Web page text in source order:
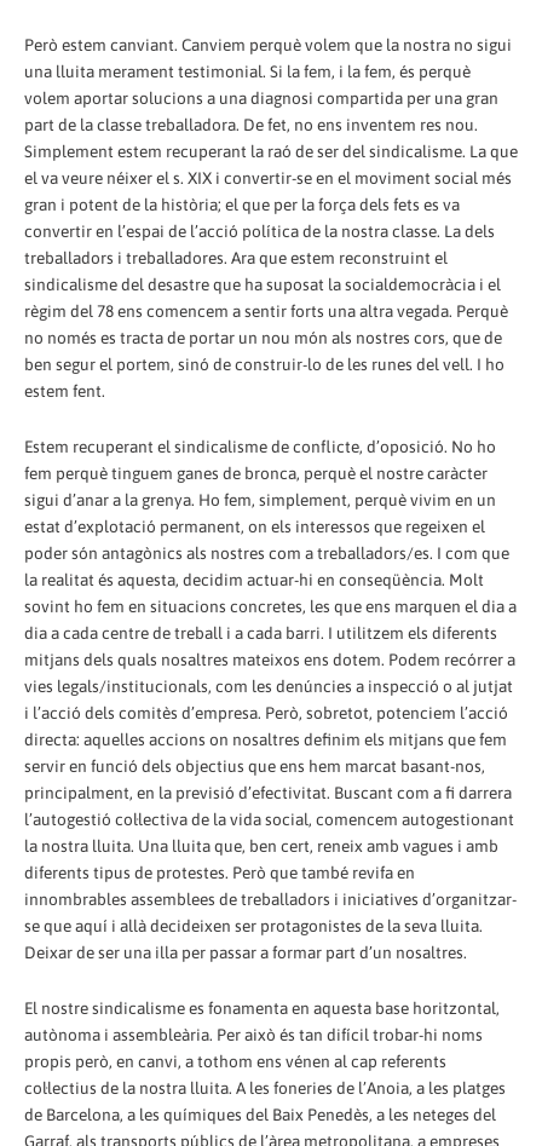
Però estem canviant. Canviem perquè volem que la nostra no sigui
una lluita merament testimonial. Si la fem, i la fem, és perquè
volem aportar solucions a una diagnosi compartida per una gran
part de la classe treballadora. De fet, no ens inventem res nou.
Simplement estem recuperant la raó de ser del sindicalisme. La que
el va veure néixer el s. XIX i convertir-se en el moviment social més
gran i potent de la història; el que per la força dels fets es va
convertir en l’espai de l’acció política de la nostra classe. La dels
treballadors i treballadores. Ara que estem reconstruint el
sindicalisme del desastre que ha suposat la socialdemocràcia i el
règim del 78 ens comencem a sentir forts una altra vegada. Perquè
no només es tracta de portar un nou món als nostres cors, que de
ben segur el portem, sinó de construir-lo de les runes del vell. I ho
estem fent.
Estem recuperant el sindicalisme de conflicte, d’oposició. No ho
fem perquè tinguem ganes de bronca, perquè el nostre caràcter
sigui d’anar a la grenya. Ho fem, simplement, perquè vivim en un
estat d’explotació permanent, on els interessos que regeixen el
poder són antagònics als nostres com a treballadors/es. I com que
la realitat és aquesta, decidim actuar-hi en conseqüència. Molt
sovint ho fem en situacions concretes, les que ens marquen el dia a
dia a cada centre de treball i a cada barri. I utilitzem els diferents
mitjans dels quals nosaltres mateixos ens dotem. Podem recórrer a
vies legals/institucionals, com les denúncies a inspecció o al jutjat
i l’acció dels comitès d’empresa. Però, sobretot, potenciem l’acció
directa: aquelles accions on nosaltres definim els mitjans que fem
servir en funció dels objectius que ens hem marcat basant-nos,
principalment, en la previsió d’efectivitat. Buscant com a fi darrera
l’autogestió col·lectiva de la vida social, comencem autogestionant
la nostra lluita. Una lluita que, ben cert, reneix amb vagues i amb
diferents tipus de protestes. Però que també revifa en
innombrables assemblees de treballadors i iniciatives d’organitzar-
se que aquí i allà decideixen ser protagonistes de la seva lluita.
Deixar de ser una illa per passar a formar part d’un nosaltres.
El nostre sindicalisme es fonamenta en aquesta base horitzontal,
autònoma i assembleària. Per això és tan difícil trobar-hi noms
propis però, en canvi, a tothom ens vénen al cap referents
col·lectius de la nostra lluita. A les foneries de l’Anoia, a les platges
de Barcelona, a les químiques del Baix Penedès, a les neteges del
Garraf, als transports públics de l’àrea metropolitana, a empreses